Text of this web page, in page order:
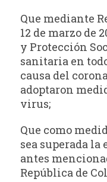
Que mediante
12 de marzo de
y Protección
sanitaria en
causa del
adoptaron
virus;
Que como
sea superada
antes
República de